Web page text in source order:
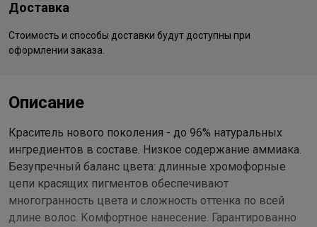
Доставка
Стоимость и способы доставки будут доступны при
оформлении заказа.
Описание
Краситель нового поколения - до 96% натуральных
ингредиентов в составе. Низкое содержание аммиака.
Безупречный баланс цвета: длинные хромофорные
цепи красящих пигментов обеспечивают
многогранность цвета и сложность оттенка по всей
длине волос. Комфортное нанесение. Гарантированно